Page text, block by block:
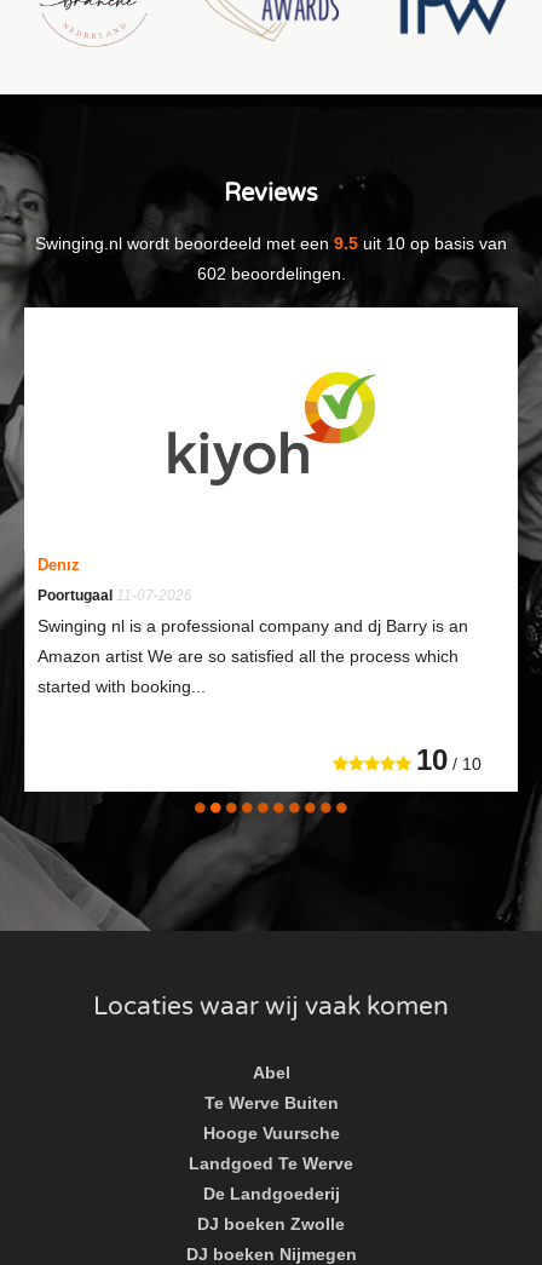
Reviews
Swinging.nl wordt beoordeeld met een 9.5 uit 10 op basis van
602 beoordelingen.
Denız
Poortugaal 11-07-2026
Swinging nl is a professional company and dj Barry is an
Amazon artist We are so satisfied all the process which
started with booking...
10 / 10
Locaties waar wij vaak komen
Abel
Te Werve Buiten
Hooge Vuursche
Landgoed Te Werve
De Landgoederij
DJ boeken Zwolle
DJ boeken Nijmegen